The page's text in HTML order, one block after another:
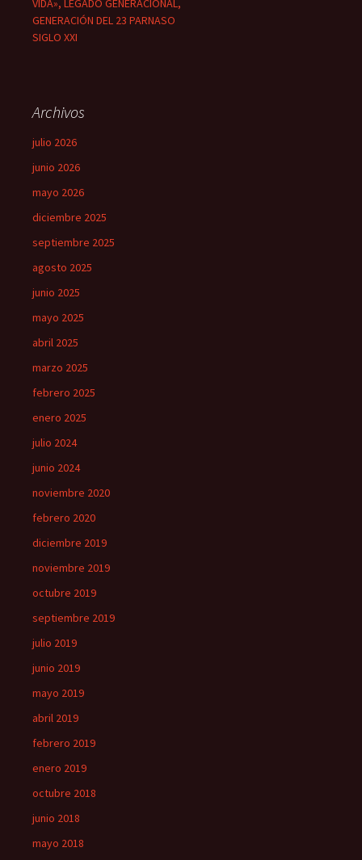
VIDA», LEGADO GENERACIONAL,
GENERACIÓN DEL 23 PARNASO
SIGLO XXI
Archivos
julio 2026
junio 2026
mayo 2026
diciembre 2025
septiembre 2025
agosto 2025
junio 2025
mayo 2025
abril 2025
marzo 2025
febrero 2025
enero 2025
julio 2024
junio 2024
noviembre 2020
febrero 2020
diciembre 2019
noviembre 2019
octubre 2019
septiembre 2019
julio 2019
junio 2019
mayo 2019
abril 2019
febrero 2019
enero 2019
octubre 2018
junio 2018
mayo 2018